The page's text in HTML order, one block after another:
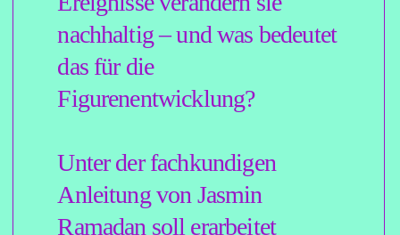
Dieses Seminar findet online
per zoom statt. Es sind
insgesamt acht Termine, die
jeweils von 19 bis 21 Uhr
11. März 2026 und findet
April 2026 jede Woche
mittwochs von 19 bis 21 Uhr